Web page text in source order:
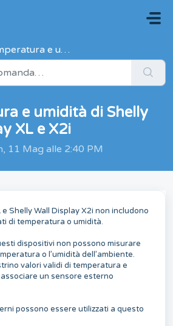
e umidità di Shelly Wall Display XL e X2i
e umidità di Shelly
XL e X2i
11 Mag alle 2:40 PM
Shelly Wall Display X2i non includono
di temperatura o umidità.
dispositivi non possono misurare
o l’umidità dell’ambiente.
valori validi di temperatura e
un sensore esterno
possono essere utilizzati a questo